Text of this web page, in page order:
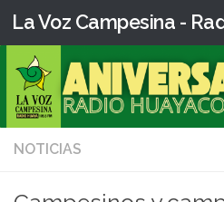
NOTICIAS